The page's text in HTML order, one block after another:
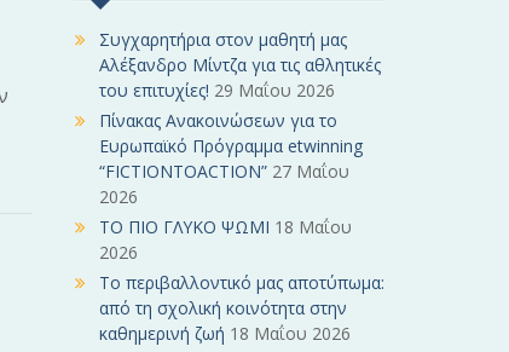
Συγχαρητήρια στον μαθητή μας
Αλέξανδρο Μίντζα για τις αθλητικές
του επιτυχίες! 29 Μαΐου 2026
Πίνακας Ανακοινώσεων για το
Ευρωπαϊκό Πρόγραμμα etwinning
“FICTIONTOACTION” 27 Μαΐου
2026
ΤΟ ΠΙΟ ΓΛΥΚΟ ΨΩΜΙ 18 Μαΐου
2026
Το περιβαλλοντικό μας αποτύπωμα:
από τη σχολική κοινότητα στην
καθημερινή ζωή 18 Μαΐου 2026